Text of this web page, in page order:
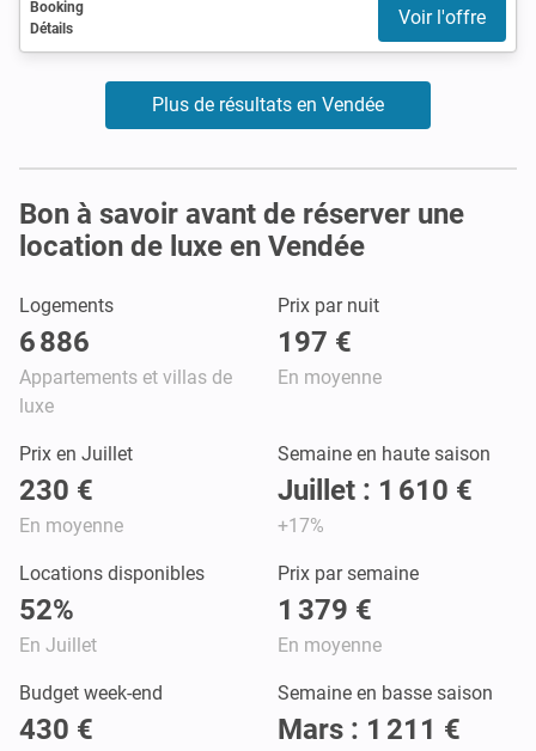
Booking
Détails
Voir l'offre
Plus de résultats en Vendée
Bon à savoir avant de réserver une
location de luxe en Vendée
Logements
6 886
Appartements et villas de
luxe
Prix par nuit
197 €
En moyenne
Prix en Juillet
230 €
En moyenne
Semaine en haute saison
Juillet : 1 610 €
+17%
Locations disponibles
52%
En Juillet
Prix par semaine
1 379 €
En moyenne
Budget week-end
430 €
Semaine en basse saison
Mars : 1 211 €